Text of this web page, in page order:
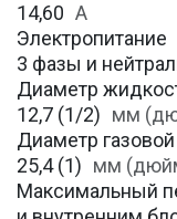
14,60 А
Электропитание
3 фазы и
Диаметр
12,7 (1/2) мм
Диаметр
25,4 (1) мм
Максимальный